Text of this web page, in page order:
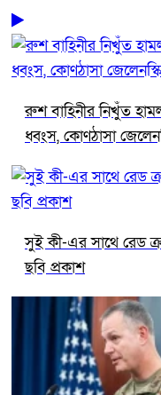
রুশ বাহিনীর নিখুঁত
ধ্বংস, কোণঠাসা
সুই কী-এর সাথে রেড
ছবি প্রকাশ